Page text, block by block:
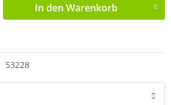
In den Warenkorb
53228